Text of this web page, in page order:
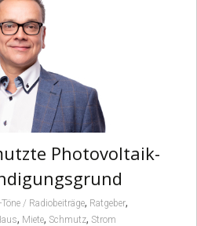
Photovoltaik-
Töne / Radiobeiträge, Ratgeber,
, Miete, Schmutz, Strom